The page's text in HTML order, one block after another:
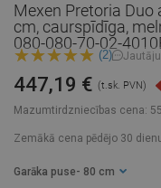
Mexen Pretoria
cm, caurspīdīga,
080-080-70-02-
(2)
Mazumtirdzniecības cena:
447,19 € (t.sk. PVN)
Zemākā cena pēdējo 30
Garāka puse - 80 cm